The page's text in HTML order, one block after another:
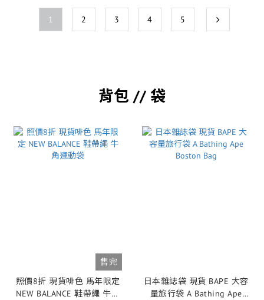
1 2 3 4 5
背包 // 袋
售完
照價8折 現貨啡色 馬年限定
NEW BALANCE 鞋帶繩 牛角
日本雜誌袋 現貨 BAPE 大容
量旅行袋 A Bathing Ape